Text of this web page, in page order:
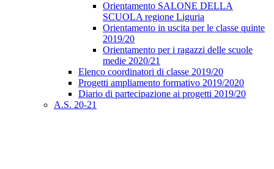
Orientamento SALONE DELLA
SCUOLA regione Liguria
Orientamento in uscita per le classe quinte
2019/20
Orientamento per i ragazzi delle scuole
medie 2020/21
Elenco coordinatori di classe 2019/20
Progetti ampliamento formativo 2019/2020
Diario di partecipazione ai progetti 2019/20
A.S. 20-21